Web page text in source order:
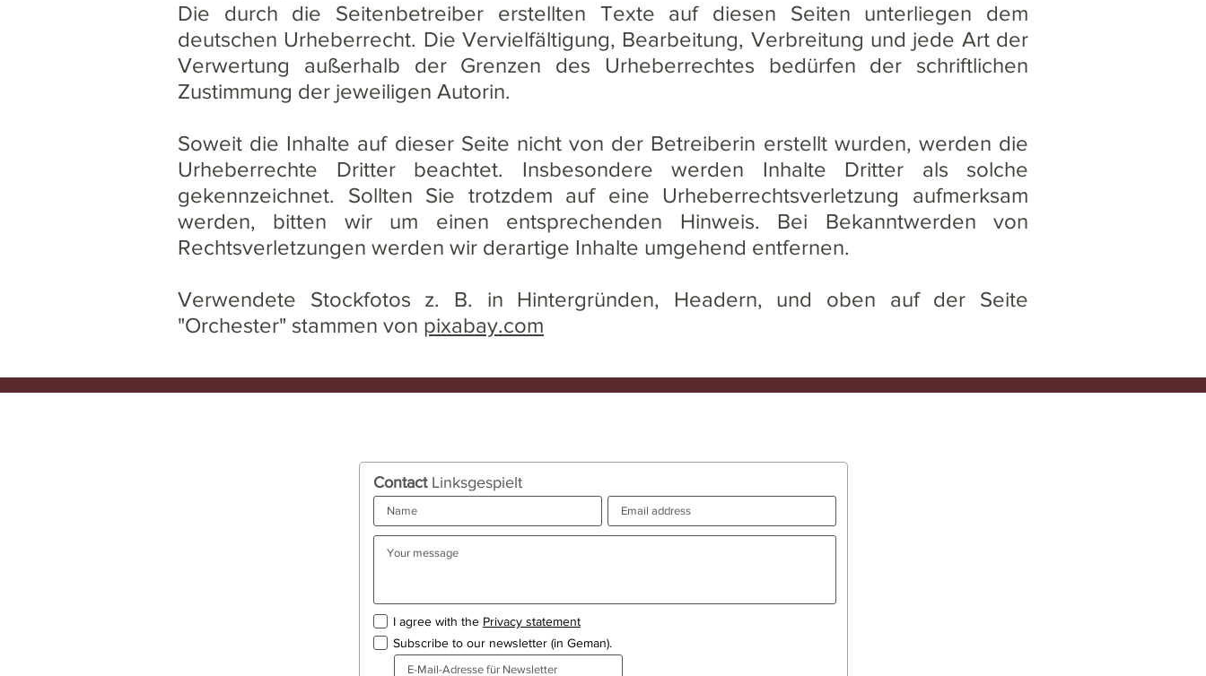
Die durch die Seitenbetreiber erstellten Texte auf diesen Seiten unterliegen dem
deutschen Urheberrecht. Die Vervielfältigung, Bearbeitung, Verbreitung und jede Art der
Verwertung außerhalb der Grenzen des Urheberrechtes bedürfen der schriftlichen
Zustimmung der jeweiligen Autorin.
Soweit die Inhalte auf dieser Seite nicht von der Betreiberin erstellt wurden, werden die
Urheberrechte Dritter beachtet. Insbesondere werden Inhalte Dritter als solche
gekennzeichnet. Sollten Sie trotzdem auf eine Urheberrechtsverletzung aufmerksam
werden, bitten wir um einen entsprechenden Hinweis. Bei Bekanntwerden von
Rechtsverletzungen werden wir derartige Inhalte umgehend entfernen.
Verwendete Stockfotos z. B. in Hintergründen, Headern, und oben auf der Seite
"Orchester" stammen von pixabay.com
Contact Linksgespielt
I agree with the Privacy statement
Subscribe to our newsletter (in Geman).